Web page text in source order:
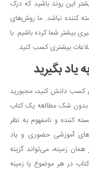
این روند باشید که درک
کننده نباشد. ما روش‌های
بیشتر شما کرده باشیم. با
دانش کنید، مجبورید
شک مطالعه یک کتاب
کننده و نامفهوم به نظر
آموزشی حضوری و یاد
زمینه، می‌تواند گزینه
در هر موضوع یا زمینه